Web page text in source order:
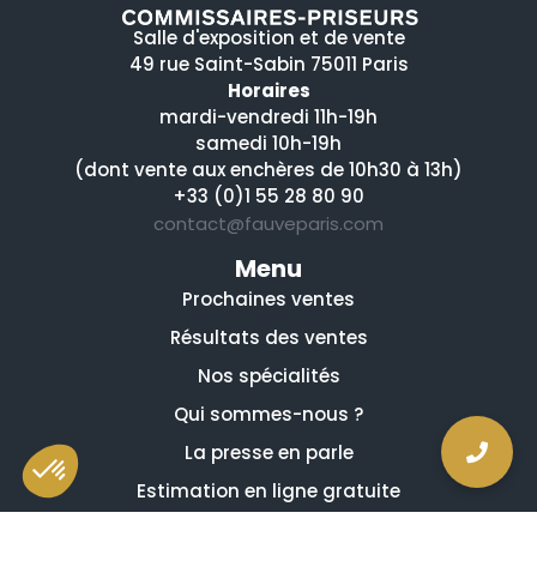
Salle d'exposition et de vente
49 rue Saint-Sabin 75011 Paris
Horaires
mardi-vendredi 11h-19h
samedi 10h-19h
(dont vente aux enchères de 10h30 à 13h)
+33 (0)1 55 28 80 90
contact@fauveparis.com
Menu
Prochaines ventes
Résultats des ventes
Nos spécialités
Qui sommes-nous ?
La presse en parle
Estimation en ligne gratuite